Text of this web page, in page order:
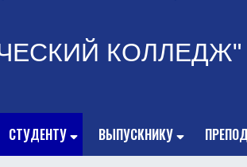
КОЛЛЕДЖ"
СТУДЕНТУ ВЫПУСКНИКУ